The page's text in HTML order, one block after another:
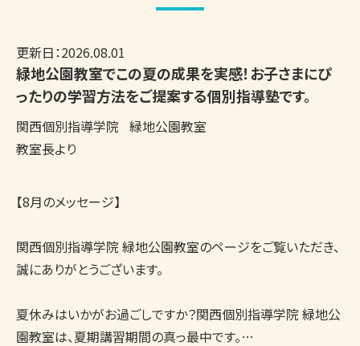
更新日：2026.08.01
緑地公園教室でこの夏の成果を実感！お子さまにぴ
ったりの学習方法をご提案する個別指導塾です。
関西個別指導学院 緑地公園教室
教室長より
【8月のメッセージ】
関西個別指導学院 緑地公園教室のページをご覧いただき、
誠にありがとうございます。
夏休みはいかがお過ごしですか？関西個別指導学院 緑地公
園教室は、夏期講習期間の真っ最中です。